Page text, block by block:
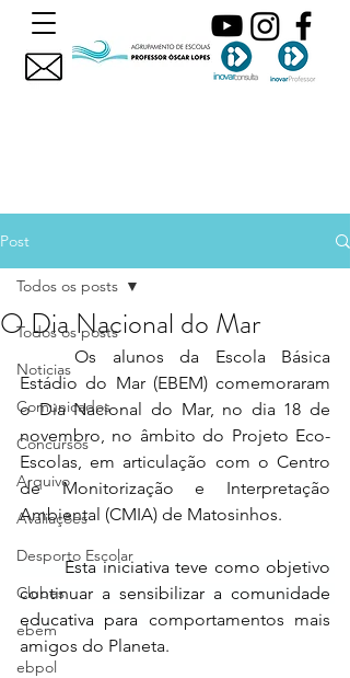
Post
Todos os posts
Noticias
Comunicados
Concursos
Arquivo
Avaliações
Desporto Escolar
Clubes
ebem
ebpol
Todos os posts
O Dia Nacional do Mar
	Os alunos da Escola Básica
Estádio do Mar (EBEM) comemoraram
o Dia Nacional do Mar, no dia 18 de
novembro, no âmbito do Projeto Eco-
Escolas, em articulação com o Centro
de Monitorização e Interpretação
Ambiental (CMIA) de Matosinhos.
	Esta iniciativa teve como objetivo
continuar a sensibilizar a comunidade
educativa para comportamentos mais
amigos do Planeta.